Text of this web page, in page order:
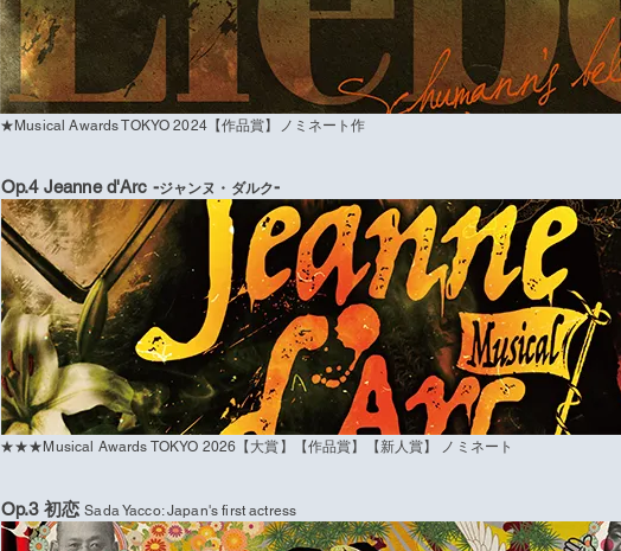
★Musical Awards TOKYO 2024【作品賞】ノミネート作
Op.4 Jeanne d'Arc -ジャンヌ・ダルク-
★★★Musical Awards TOKYO 2026【大賞】【作品賞】【新人賞】 ノミネート
Op.3 初恋Sada Yacco: Japan's first actress